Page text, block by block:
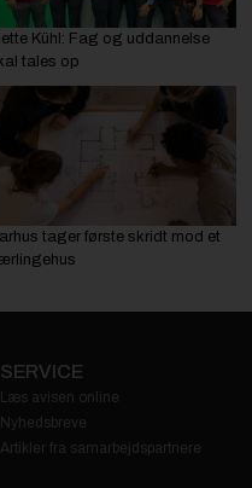
Kühl: Fag og uddannelse
tales op
tager første skridt mod et
SERVICE
Læs avisen online
Nyhedsbreve
Artikler fra samarbejdspartnere